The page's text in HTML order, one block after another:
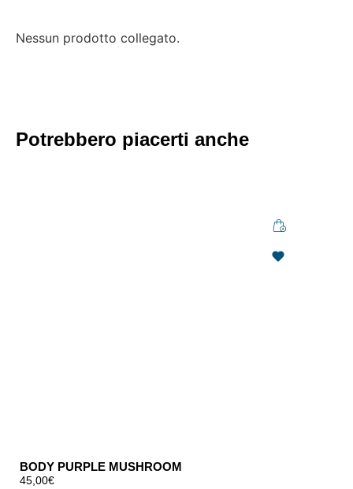
Nessun prodotto collegato.
Potrebbero piacerti anche
BODY PURPLE MUSHROOM
45,00€